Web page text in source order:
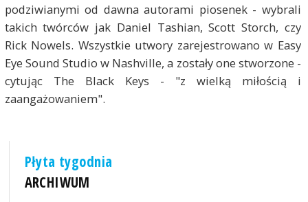
podziwianymi od dawna autorami piosenek - wybrali
takich twórców jak Daniel Tashian, Scott Storch, czy
Rick Nowels. Wszystkie utwory zarejestrowano w Easy
Eye Sound Studio w Nashville, a zostały one stworzone -
cytując The Black Keys - "z wielką miłością i
zaangażowaniem".
Płyta tygodnia
ARCHIWUM